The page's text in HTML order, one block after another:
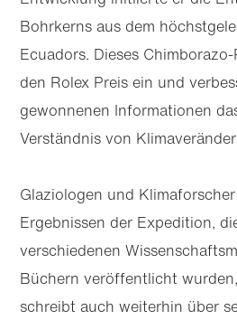
Bohrkerns aus dem
Ecuadors. Dieses
den Rolex Preis ein und
gewonnenen Informationen
Verständnis von
Glaziologen und
Ergebnissen der Expedition,
verschiedenen
Büchern veröffentlicht
schreibt auch weiterhin über